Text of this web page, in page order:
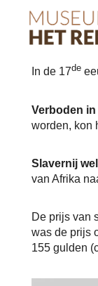
In de 17de
Verboden
worden, kon
Slavernij
van Afrika
De prijs van
was de prijs
155 gulden